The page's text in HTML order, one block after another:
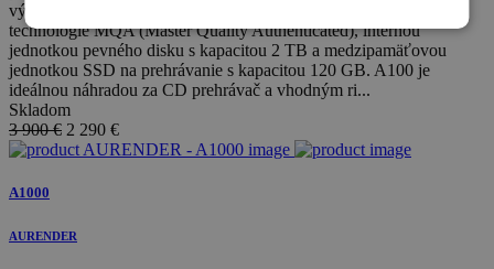
výkonným digitálno-analógovým prevodníkom s podporou
technológie MQA (Master Quality Authenticated), internou
jednotkou pevného disku s kapacitou 2 TB a medzipamäťovou
jednotkou SSD na prehrávanie s kapacitou 120 GB. A100 je
ideálnou náhradou za CD prehrávač a vhodným ri...
Skladom
3 900 € 2 290 €
A1000
AURENDER